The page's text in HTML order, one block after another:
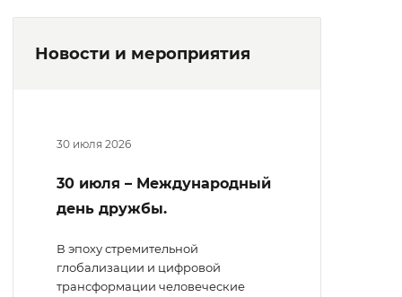
Новости и мероприятия
30 июля 2026
30 июля – Международный
день дружбы.
В эпоху стремительной
глобализации и цифровой
трансформации человеческие